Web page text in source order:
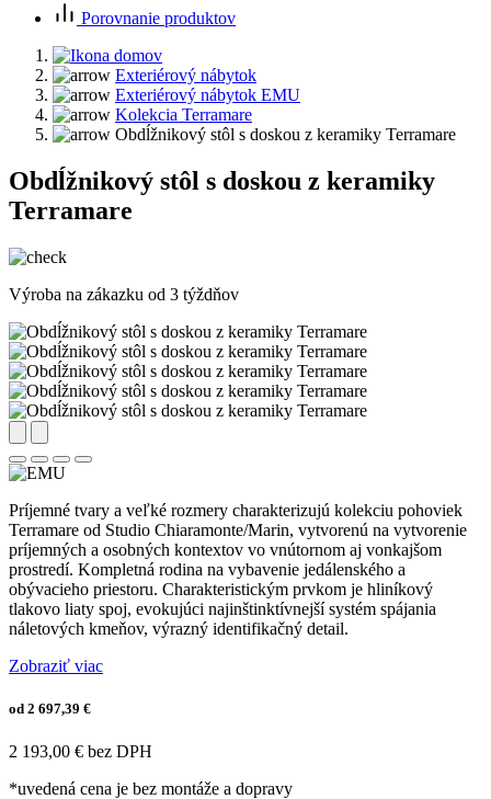
Porovnanie produktov
Exteriérový nábytok
Exteriérový nábytok EMU
Kolekcia Terramare
Obdĺžnikový stôl s doskou z keramiky Terramare
Obdĺžnikový stôl s doskou z keramiky
Terramare
Výroba na zákazku od 3 týždňov
Príjemné tvary a veľké rozmery charakterizujú kolekciu pohoviek
Terramare od Studio Chiaramonte/Marin, vytvorenú na vytvorenie
príjemných a osobných kontextov vo vnútornom aj vonkajšom
prostredí. Kompletná rodina na vybavenie jedálenského a
obývacieho priestoru. Charakteristickým prvkom je hliníkový
tlakovo liaty spoj, evokujúci najinštinktívnejší systém spájania
náletových kmeňov, výrazný identifikačný detail.
Zobraziť viac
od 2 697,39 €
2 193,00 € bez DPH
*uvedená cena je bez montáže a dopravy